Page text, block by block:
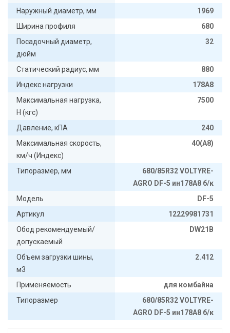
Наружный диаметр, мм
1969
Ширина профиля
680
Посадочный диаметр,
дюйм
32
Статический радиус, мм
880
Индекс нагрузки
178А8
Максимальная нагрузка,
Н (кгс)
7500
Давление, кПА
240
Максимальная скорость,
км/ч (Индекс)
40(А8)
Типоразмер, мм
680/85R32 VOLTYRE-
AGRO DF-5 ин178А8 б/к
Модель
DF-5
Артикул
12229981731
Обод рекомендуемый/
допускаемый
DW21B
Объем загрузки шины,
м3
2.412
Применяемость
для комбайна
Типоразмер
680/85R32 VOLTYRE-
AGRO DF-5 ин178А8 б/к